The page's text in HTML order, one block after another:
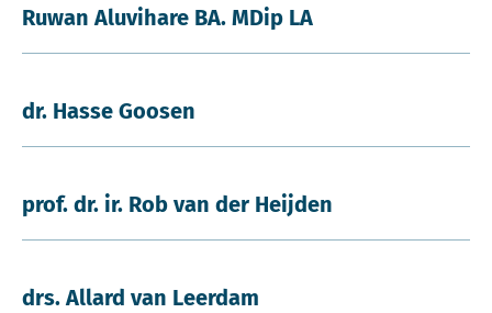
Ruwan Aluvihare BA. MDip LA
dr. Hasse Goosen
prof. dr. ir. Rob van der Heijden
drs. Allard van Leerdam